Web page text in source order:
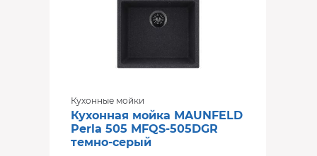
Кухонные мойки
Кухонная мойка MAUNFELD
Perla 505 MFQS-505DGR
темно-серый